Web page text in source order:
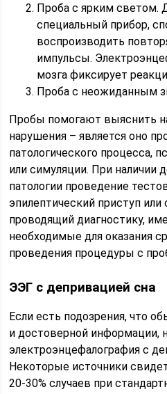
Проба с ярким светом.
специальный прибор,
воспроизводить
импульсы.
мозга фиксирует
Проба с неожиданным
Пробы помогают выяснить
нарушения – является оно
патологического процесса,
или симуляции. При наличии
патологии проведение
эпилептический приступ или
проводящий диагностику,
необходимые для оказания
проведения процедуры с
ЭЭГ с депривацией сна
Если есть подозрения, что
и достоверной информации,
электроэнцефалография с
Некоторые источники
20-30% случаев при